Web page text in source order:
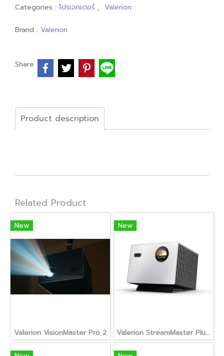
Categories : โปรเจคเตอร์ , Valerion
Brand : Valerion
Share
Product description
Related Product
New
Valerion VisionMaster Pro 2
New
Valerion StreamMaster Plus 2